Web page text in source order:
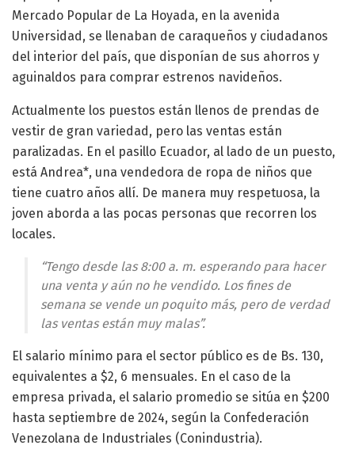
Mercado Popular de La Hoyada, en la avenida
Universidad, se llenaban de caraqueños y ciudadanos
del interior del país, que disponían de sus ahorros y
aguinaldos para comprar estrenos navideños.
Actualmente los puestos están llenos de prendas de
vestir de gran variedad, pero las ventas están
paralizadas. En el pasillo Ecuador, al lado de un puesto,
está Andrea*, una vendedora de ropa de niños que
tiene cuatro años allí. De manera muy respetuosa, la
joven aborda a las pocas personas que recorren los
locales.
“Tengo desde las 8:00 a. m. esperando para hacer
una venta y aún no he vendido. Los fines de
semana se vende un poquito más, pero de verdad
las ventas están muy malas”.
El salario mínimo para el sector público es de Bs. 130,
equivalentes a $2, 6 mensuales. En el caso de la
empresa privada, el salario promedio se sitúa en $200
hasta septiembre de 2024, según la Confederación
Venezolana de Industriales (Conindustria).